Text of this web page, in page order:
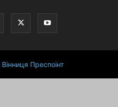
Вінниця Преспоінт